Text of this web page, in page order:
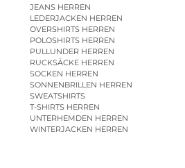
JEANS HERREN
LEDERJACKEN HERREN
OVERSHIRTS HERREN
POLOSHIRTS HERREN
PULLUNDER HERREN
RUCKSÄCKE HERREN
SOCKEN HERREN
SONNENBRILLEN HERREN
SWEATSHIRTS
T-SHIRTS HERREN
UNTERHEMDEN HERREN
WINTERJACKEN HERREN